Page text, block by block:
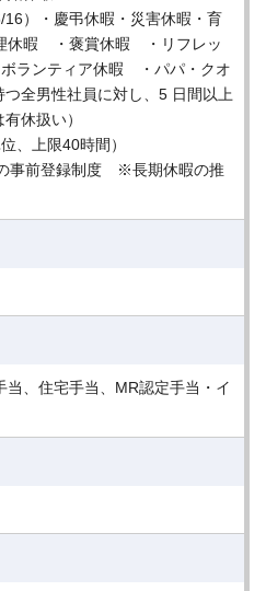
）・慶弔休暇・災害休暇・育
休暇 ・褒賞休暇 ・リフレッ
ランティア休暇 ・パパ・クオ
全男性社員に対し、5 日間以上
休扱い）
、上限40時間）
事前登録制度 ※長期休暇の推
、住宅手当、MR認定手当・イ